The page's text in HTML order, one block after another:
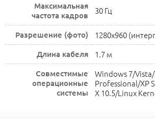
Максимальная
частота кадров
30 Гц
Разрешение (фото) 1280x960
Длина кабеля 1.7 м
Совместимые
операционные
системы
Windows 7/
Professional/XP
X 10.5/Linux